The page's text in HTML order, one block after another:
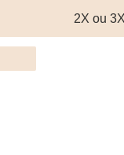
2X ou